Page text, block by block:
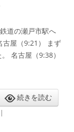
道の瀬戸市駅へ
屋（9:21） まず
名古屋（9:38）
続きを読む
|